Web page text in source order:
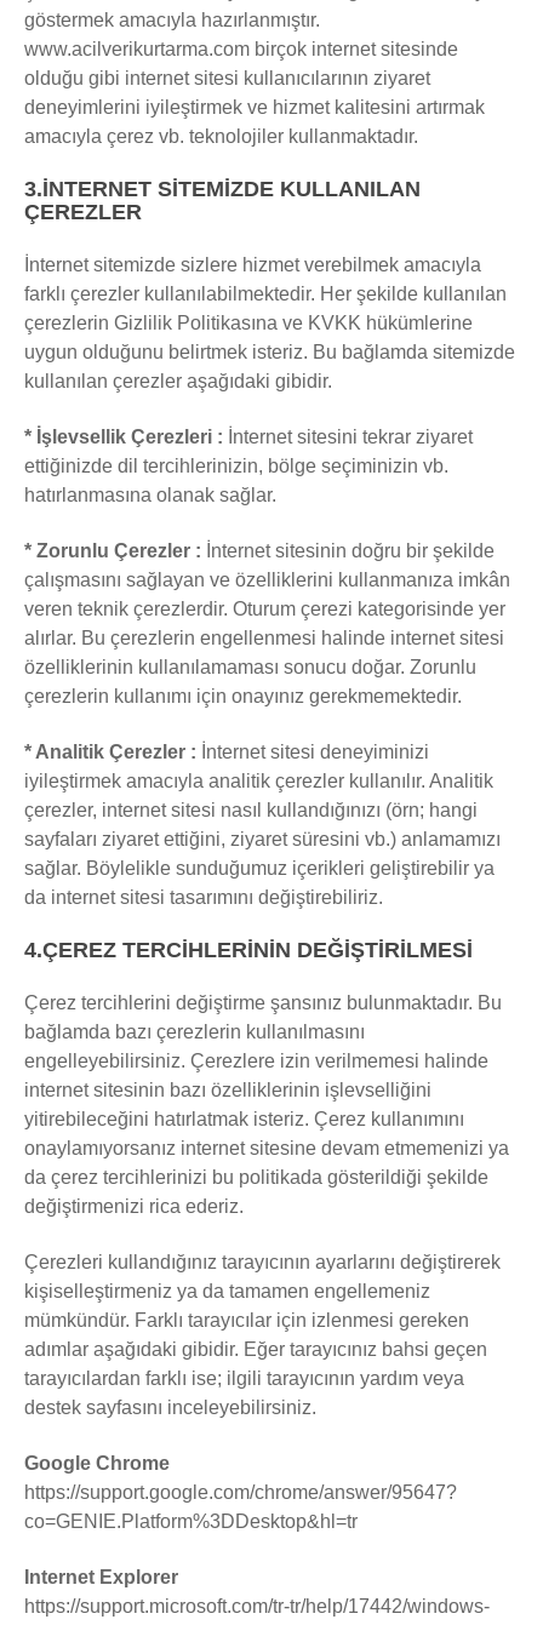
göstermek amacıyla hazırlanmıştır.
www.acilverikurtarma.com birçok internet sitesinde
olduğu gibi internet sitesi kullanıcılarının ziyaret
deneyimlerini iyileştirmek ve hizmet kalitesini artırmak
amacıyla çerez vb. teknolojiler kullanmaktadır.
3.İNTERNET SİTEMİZDE KULLANILAN
ÇEREZLER
İnternet sitemizde sizlere hizmet verebilmek amacıyla
farklı çerezler kullanılabilmektedir. Her şekilde kullanılan
çerezlerin Gizlilik Politikasına ve KVKK hükümlerine
uygun olduğunu belirtmek isteriz. Bu bağlamda sitemizde
kullanılan çerezler aşağıdaki gibidir.
* İşlevsellik Çerezleri : İnternet sitesini tekrar ziyaret
ettiğinizde dil tercihlerinizin, bölge seçiminizin vb.
hatırlanmasına olanak sağlar.
* Zorunlu Çerezler : İnternet sitesinin doğru bir şekilde
çalışmasını sağlayan ve özelliklerini kullanmanıza imkân
veren teknik çerezlerdir. Oturum çerezi kategorisinde yer
alırlar. Bu çerezlerin engellenmesi halinde internet sitesi
özelliklerinin kullanılamaması sonucu doğar. Zorunlu
çerezlerin kullanımı için onayınız gerekmemektedir.
* Analitik Çerezler : İnternet sitesi deneyiminizi
iyileştirmek amacıyla analitik çerezler kullanılır. Analitik
çerezler, internet sitesi nasıl kullandığınızı (örn; hangi
sayfaları ziyaret ettiğini, ziyaret süresini vb.) anlamamızı
sağlar. Böylelikle sunduğumuz içerikleri geliştirebilir ya
da internet sitesi tasarımını değiştirebiliriz.
4.ÇEREZ TERCİHLERİNİN DEĞİŞTİRİLMESİ
Çerez tercihlerini değiştirme şansınız bulunmaktadır. Bu
bağlamda bazı çerezlerin kullanılmasını
engelleyebilirsiniz. Çerezlere izin verilmemesi halinde
internet sitesinin bazı özelliklerinin işlevselliğini
yitirebileceğini hatırlatmak isteriz. Çerez kullanımını
onaylamıyorsanız internet sitesine devam etmemenizi ya
da çerez tercihlerinizi bu politikada gösterildiği şekilde
değiştirmenizi rica ederiz.
Çerezleri kullandığınız tarayıcının ayarlarını değiştirerek
kişiselleştirmeniz ya da tamamen engellemeniz
mümkündür. Farklı tarayıcılar için izlenmesi gereken
adımlar aşağıdaki gibidir. Eğer tarayıcınız bahsi geçen
tarayıcılardan farklı ise; ilgili tarayıcının yardım veya
destek sayfasını inceleyebilirsiniz.
Google Chrome
https://support.google.com/chrome/answer/95647?
co=GENIE.Platform%3DDesktop&hl=tr
Internet Explorer
https://support.microsoft.com/tr-tr/help/17442/windows-